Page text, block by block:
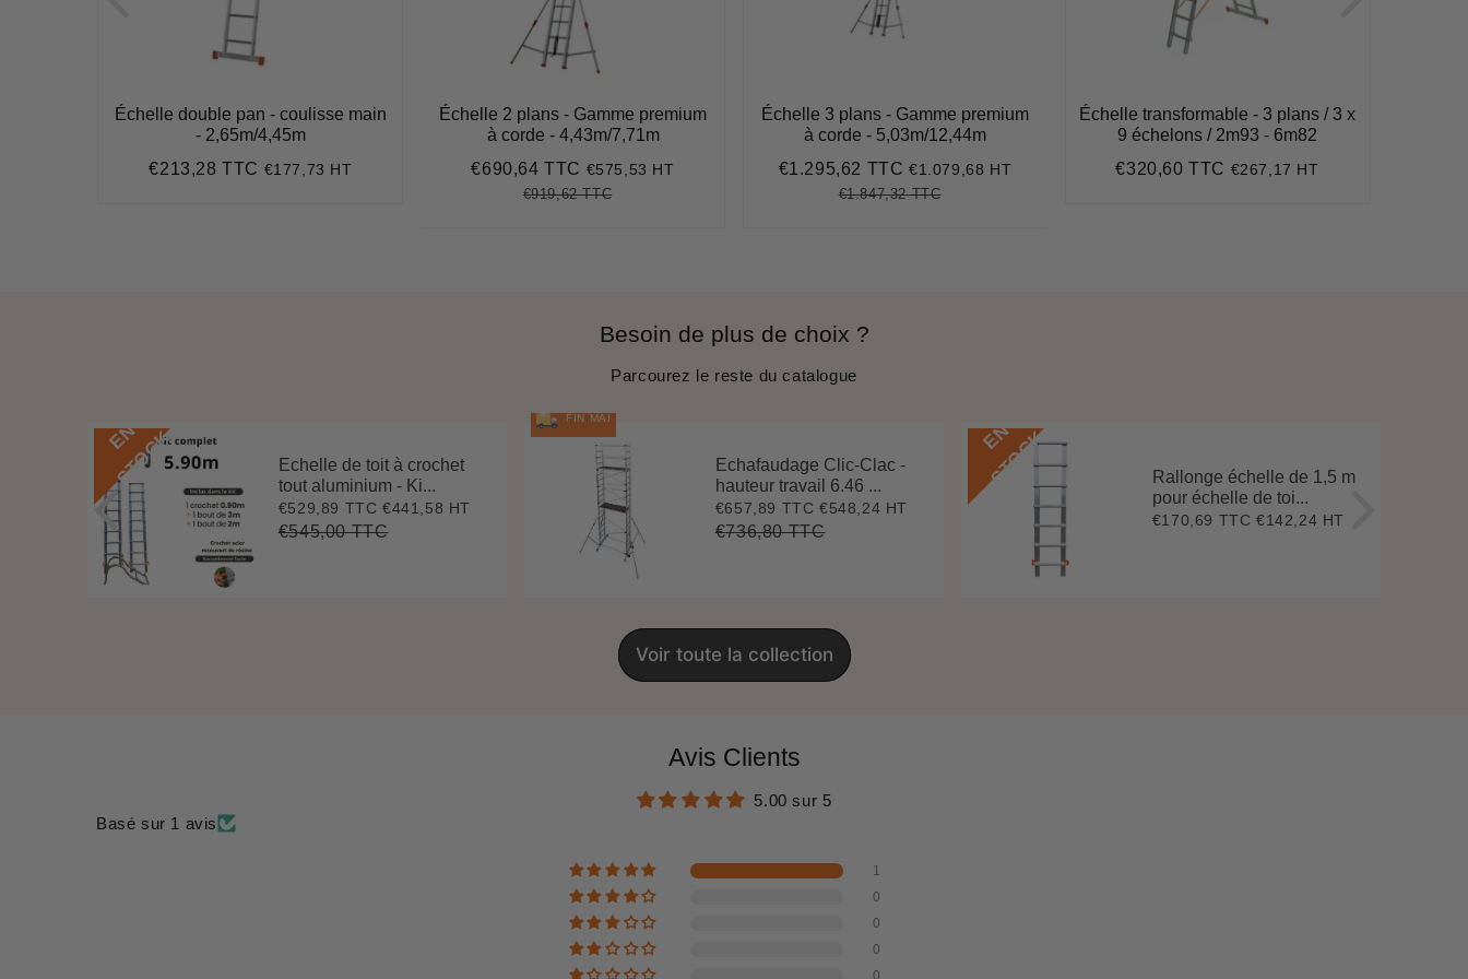
Échelle double pan - coulisse main
- 2,65m/4,45m
Prix
€213,28 TTC €213,28
€177,73 HT
Échelle 2 plans - Gamme premium
à corde - 4,43m/7,71m
Prix
€690,64 TTC €690,64
€575,53 HT
Prix
€919,62 TTC€919,62
Échelle 3 plans - Gamme premium
à corde - 5,03m/12,44m
Prix
€1.295,62 TTC€1.295,62
€1.079,68 HT
Prix
€1.847,32 TTC€1.847,32
Échelle transformable - 3 plans / 3 x
9 échelons / 2m93 - 6m82
Prix
€320,60 TTC €320,60
€267,17 HT
Besoin de plus de choix ?
Parcourez le reste du catalogue
E
N
S
T
O
C
K
Echelle de toit à crochet
tout aluminium - Ki...
Prix
réduit
€529,89 TTC €529,89
€441,58 HT
Prix
€545,00 TTC€545,00
FIN MAI
Echafaudage Clic-Clac -
hauteur travail 6.46 ...
Prix
réduit
€657,89 TTC €657,89
€548,24 HT
Prix
€736,80 TTC€736,80
E
N
S
T
O
C
K
Rallonge échelle de 1,5 m
pour échelle de toi...
Prix
€170,69 TTC €170,69
€142,24 HT
Voir toute la collection
Avis Clients
5.00 sur 5
Basé sur 1 avis
1
0
0
0
0